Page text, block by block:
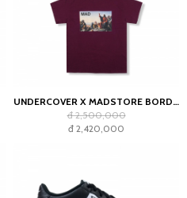
UNDERCOVER X MADSTORE BORDEAUX T-SHIRT
đ 2,500,000
đ 2,420,000